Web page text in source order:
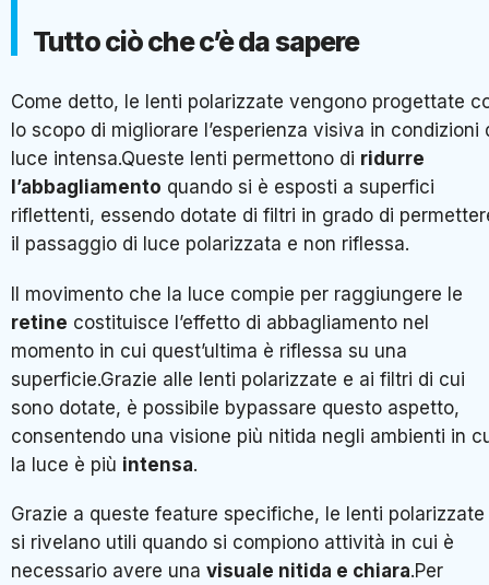
Tutto ciò che c’è da sapere
Come detto, le lenti polarizzate vengono progettate
lo scopo di migliorare l’esperienza visiva in condizioni
luce intensa.Queste lenti permettono di ridurre
l’abbagliamento quando si è esposti a superfici
riflettenti, essendo dotate di filtri in grado di
il passaggio di luce polarizzata e non riflessa.
Il movimento che la luce compie per raggiungere le
retine costituisce l’effetto di abbagliamento nel
momento in cui quest’ultima è riflessa su una
superficie.Grazie alle lenti polarizzate e ai filtri di cui
sono dotate, è possibile bypassare questo aspetto,
consentendo una visione più nitida negli ambienti in
la luce è più intensa.
Grazie a queste feature specifiche, le lenti polarizzate
si rivelano utili quando si compiono attività in cui è
necessario avere una visuale nitida e chiara.Per